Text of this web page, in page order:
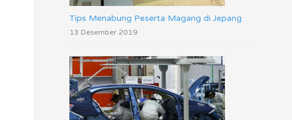
Tips Menabung Peserta Magang di Jepang
13 Desember 2019